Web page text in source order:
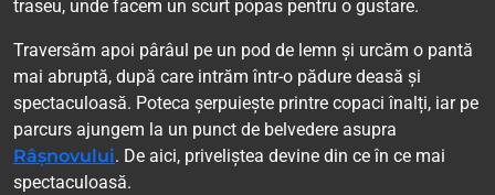
traseu, unde facem un scurt popas pentru o gustare.
Traversăm apoi pârâul pe un pod de lemn și urcăm o pantă
mai abruptă, după care intrăm într-o pădure deasă și
spectaculoasă. Poteca șerpuiește printre copaci înalți, iar pe
parcurs ajungem la un punct de belvedere asupra
Râșnovului. De aici, priveliștea devine din ce în ce mai
spectaculoasă.